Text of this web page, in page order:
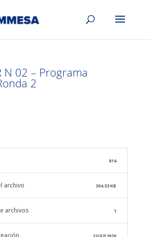
N 02 – Programa
2
814
archivo 394.53 KB
archivos 1
22/07/2020